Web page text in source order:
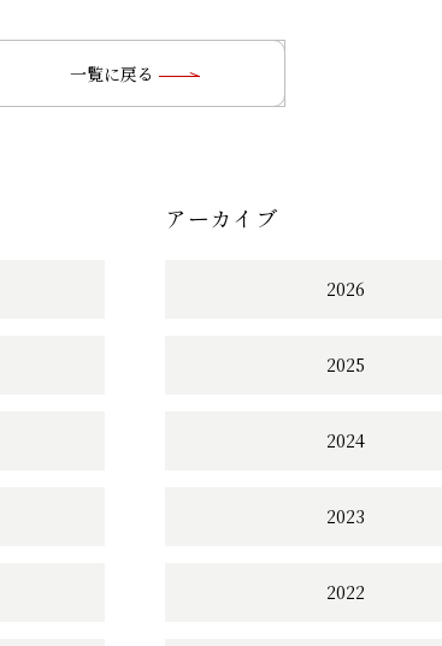
一覧に戻る
アーカイブ
2026
2025
2024
2023
2022